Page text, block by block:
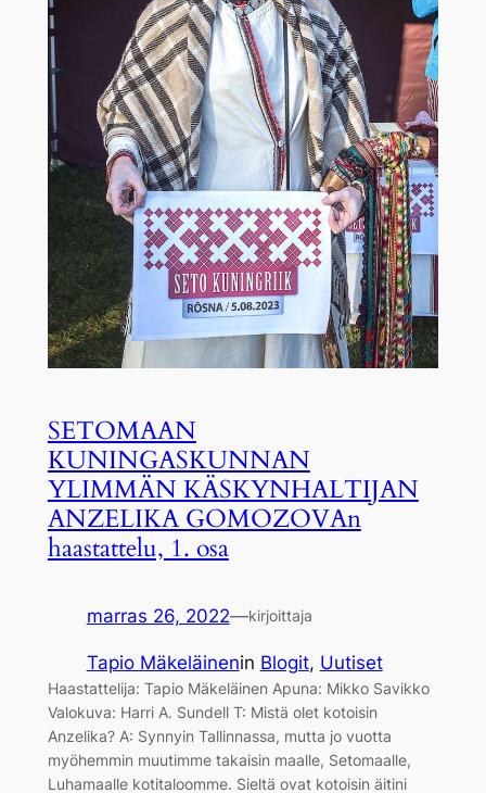
SETOMAAN
KUNINGASKUNNAN
YLIMMÄN KÄSKYNHALTIJAN
ANZELIKA GOMOZOVAn
haastattelu, 1. osa
marras 26, 2022—kirjoittaja
Tapio Mäkeläinenin Blogit, Uutiset
Haastattelija: Tapio Mäkeläinen Apuna: Mikko Savikko
Valokuva: Harri A. Sundell T: Mistä olet kotoisin
Anzelika? A: Synnyin Tallinnassa, mutta jo vuotta
myöhemmin muutimme takaisin maalle, Setomaalle,
Luhamaalle kotitaloomme. Sieltä ovat kotoisin äitini